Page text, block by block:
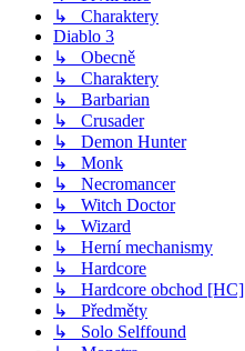
↳ Charaktery
Diablo 3
↳ Obecně
↳ Charaktery
↳ Barbarian
↳ Crusader
↳ Demon Hunter
↳ Monk
↳ Necromancer
↳ Witch Doctor
↳ Wizard
↳ Herní mechanismy
↳ Hardcore
↳ Hardcore obchod [HC]
↳ Předměty
↳ Solo Selffound